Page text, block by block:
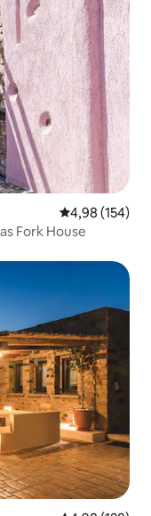
Classificação
4,98 (154)
Fork House